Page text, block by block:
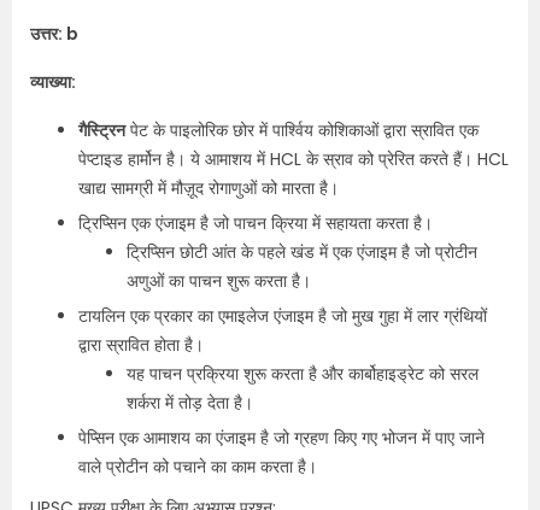
उत्तर: b
व्याख्या:
गैस्ट्रिनपेट के पाइलोरिक छोर में पार्श्विय कोशिकाओं द्वारा स्रावित एक
पेप्टाइड हार्मोन है। ये आमाशय में HCL के स्राव को प्रेरित करते हैं। HCL
खाद्य सामग्री में मौज़ूद रोगाणुओं को मारता है।
ट्रिप्सिन एक एंजाइम है जो पाचन क्रिया में सहायता करता है।
ट्रिप्सिन छोटी आंत के पहले खंड में एक एंजाइम है जो प्रोटीन
अणुओं का पाचन शुरू करता है।
टायलिन एक प्रकार का एमाइलेज एंजाइम है जो मुख गुहा में लार ग्रंथियों
द्वारा स्रावित होता है।
यह पाचन प्रक्रिया शुरू करता है और कार्बोहाइड्रेट को सरल
शर्करा में तोड़ देता है।
पेप्सिन एक आमाशय का एंजाइम है जो ग्रहण किए गए भोजन में पाए जाने
वाले प्रोटीन को पचाने का काम करता है।